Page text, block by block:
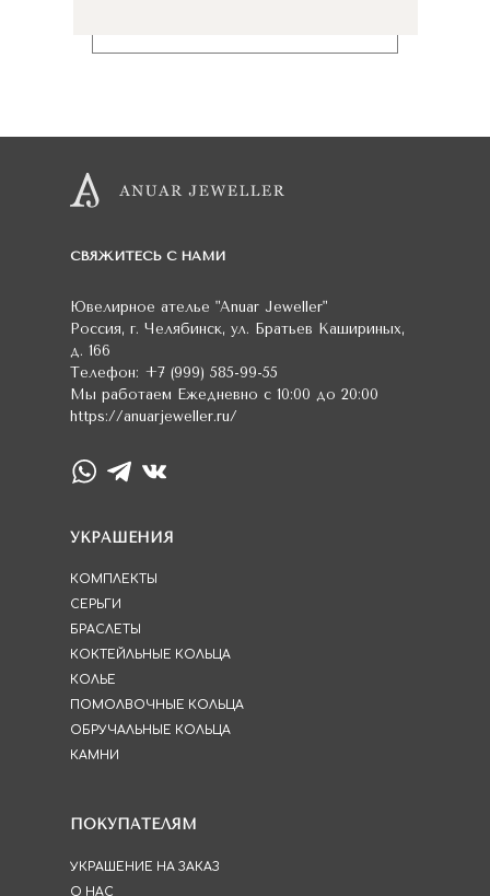
СВЯЖИТЕСЬ С НАМИ
КОМПЛЕКТЫ
ПОМОЛВОЧНЫЕ КОЛЬЦА
ОБРУЧАЛЬНЫЕ КОЛЬЦА
КАМНИ
УКРАШЕНИЯ
ПОКУПАТЕЛЯМ
УКРАШЕНИЕ НА ЗАКАЗ
О НАС
СЕРЬГИ
БРАСЛЕТЫ
КОКТЕЙЛЬНЫЕ КОЛЬЦА
КОЛЬЕ
Ювелирное ателье "Anuar Jeweller"
Россия, г. Челябинск, ул. Братьев Кашириных,
д. 166
Телефон: +7 (999) 585-99-55
Мы работаем Ежедневно с 10:00 до 20:00
https://anuarjeweller.ru/